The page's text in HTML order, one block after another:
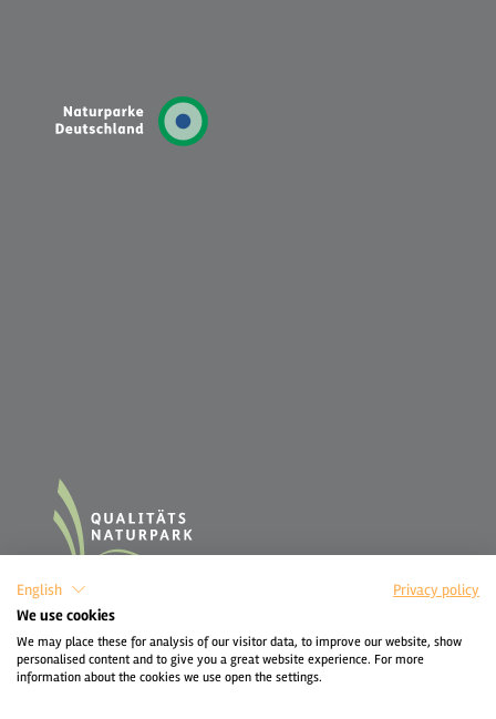
English
Privacy policy
We use cookies
We may place these for analysis of our visitor data, to improve our website, show
personalised content and to give you a great website experience. For more
information about the cookies we use open the settings.